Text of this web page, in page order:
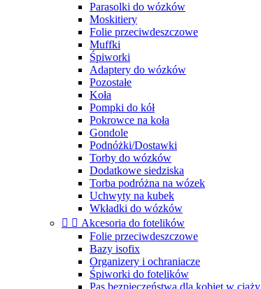
Parasolki do wózków
Moskitiery
Folie przeciwdeszczowe
Muffki
Śpiworki
Adaptery do wózków
Pozostałe
Koła
Pompki do kół
Pokrowce na koła
Gondole
Podnóżki/Dostawki
Torby do wózków
Dodatkowe siedziska
Torba podróżna na wózek
Uchwyty na kubek
Wkładki do wózków
  Akcesoria do fotelików
Folie przeciwdeszczowe
Bazy isofix
Organizery i ochraniacze
Śpiworki do fotelików
Pas bezpieczeństwa dla kobiet w ciąży